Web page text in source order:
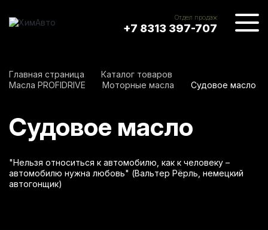
Отдел продаж
+7 8313 397-707
Главная страница
Каталог товаров
Масла PROFIDRIVE
Моторные масла Судовое масло
Судовое масло
"Нельзя относиться к автомобилю, как к человеку –
автомобилю нужна любовь" (Вальтер Рёрль, немецкий
автогонщик)